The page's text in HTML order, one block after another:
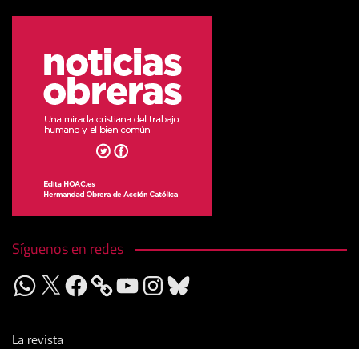
Síguenos en redes
WhatsApp
X Facebook YouTubeInstagram
Bluesky
La revista